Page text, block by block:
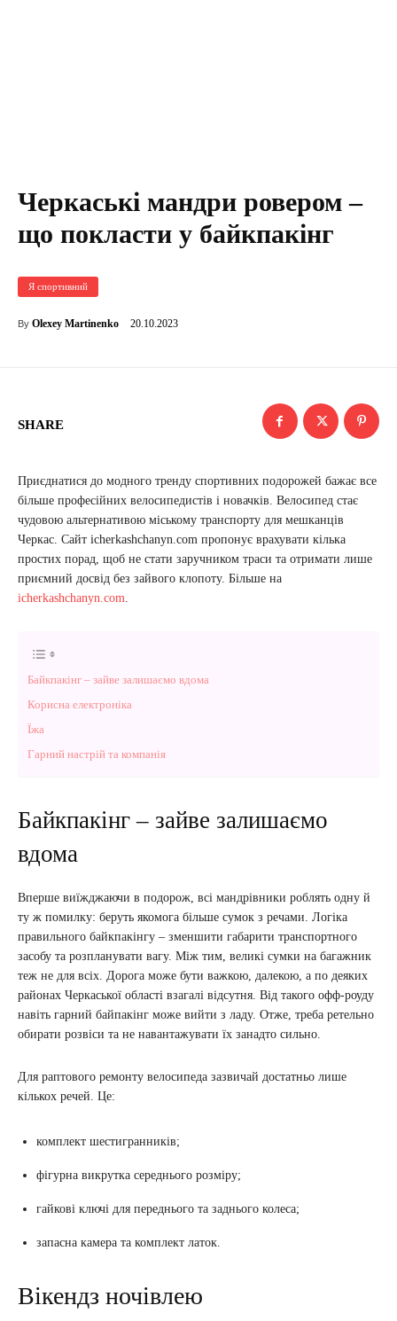
Черкаські мандри ровером –
що покласти у байкпакінг
Я спортивний
By Olexey Martinenko 20.10.2023
SHARE
Приєднатися до модного тренду спортивних подорожей бажає все
більше професійних велосипедистів і новачків. Велосипед стає
чудовою альтернативою міському транспорту для мешканців
Черкас. Сайт icherkashchanyn.com пропонує врахувати кілька
простих порад, щоб не стати заручником траси та отримати лише
приємний досвід без зайвого клопоту. Більше на
icherkashchanyn.com.
Байкпакінг – зайве залишаємо вдома
Корисна електроніка
Їжа
Гарний настрій та компанія
Байкпакінг – зайве залишаємо
вдома
Вперше виїжджаючи в подорож, всі мандрівники роблять одну й
ту ж помилку: беруть якомога більше сумок з речами. Логіка
правильного байкпакінгу – зменшити габарити транспортного
засобу та розпланувати вагу. Між тим, великі сумки на багажник
теж не для всіх. Дорога може бути важкою, далекою, а по деяких
районах Черкаської області взагалі відсутня. Від такого офф-роуду
навіть гарний байпакінг може вийти з ладу. Отже, треба ретельно
обирати розвіси та не навантажувати їх занадто сильно.
Для раптового ремонту велосипеда зазвичай достатньо лише
кількох речей. Це:
комплект шестигранників;
фігурна викрутка середнього розміру;
гайкові ключі для переднього та заднього колеса;
запасна камера та комплект латок.
Вікендз ночівлею